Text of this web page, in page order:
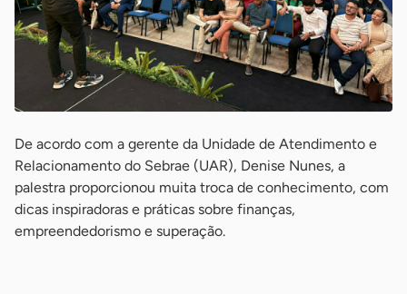
De acordo com a gerente da Unidade de Atendimento e
Relacionamento do Sebrae (UAR), Denise Nunes, a
palestra proporcionou muita troca de conhecimento, com
dicas inspiradoras e práticas sobre finanças,
empreendedorismo e superação.